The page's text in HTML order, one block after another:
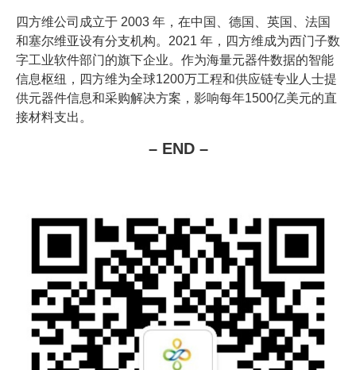
四方维公司成立于 2003 年，在中国、德国、英国、法国
和塞尔维亚设有分支机构。2021 年，四方维成为西门子数
字工业软件部门的旗下企业。作为海量元器件数据的智能
信息枢纽，四方维为全球1200万工程和供应链专业人士提
供元器件信息和采购解决方案，影响每年1500亿美元的直
接材料支出。
– END –